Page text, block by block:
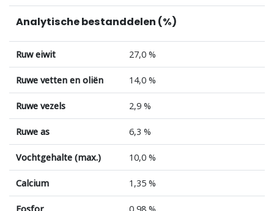
Analytische bestanddelen (%)
Ruw eiwit 27,0 %
Ruwe vetten en oliën 14,0 %
Ruwe vezels 2,9 %
Ruwe as 6,3 %
Vochtgehalte (max.) 10,0 %
Calcium 1,35 %